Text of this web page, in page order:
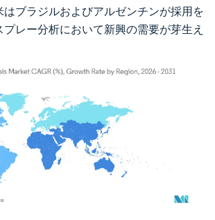
ブラジルおよびアルゼンチンが採用を
プレー分析において新興の需要が芽生え